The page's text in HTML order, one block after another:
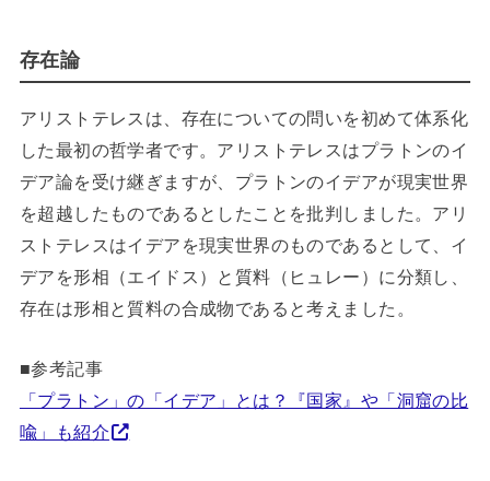
存在論
アリストテレスは、存在についての問いを初めて体系化
した最初の哲学者です。アリストテレスはプラトンのイ
デア論を受け継ぎますが、プラトンのイデアが現実世界
を超越したものであるとしたことを批判しました。アリ
ストテレスはイデアを現実世界のものであるとして、イ
デアを形相（エイドス）と質料（ヒュレー）に分類し、
存在は形相と質料の合成物であると考えました。
■参考記事
「プラトン」の「イデア」とは？『国家』や「洞窟の比
喩」も紹介